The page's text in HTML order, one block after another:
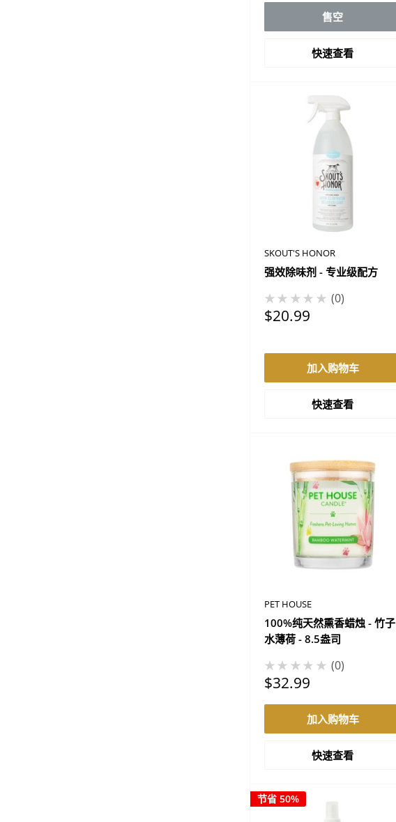
价 售空
快速查看
SKOUT'S HONOR
强效除味剂 - 专业级配方
★★★★★ 0
促
格
$20.99
加入购物车
快速查看
PET HOUSE
100%纯天然熏香蜡烛 - 竹子
水薄荷 - 8.5盎司
★★★★★ 0
促
价
$32.99
加入购物车
快速查看
节省 50%